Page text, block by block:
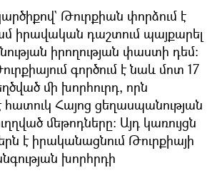
Թուրքիան փորձում է
իրավական դաշտում պայքարել
իրողության փաստի դեմ։
գործում է նաև մոտ 17
մի խորհուրդ, որն
հատուկ Հայոց ցեղասպանության
մեթոդները։ Այդ կառույցն
է իրականացնում Թուրքիայի
խորհրդի